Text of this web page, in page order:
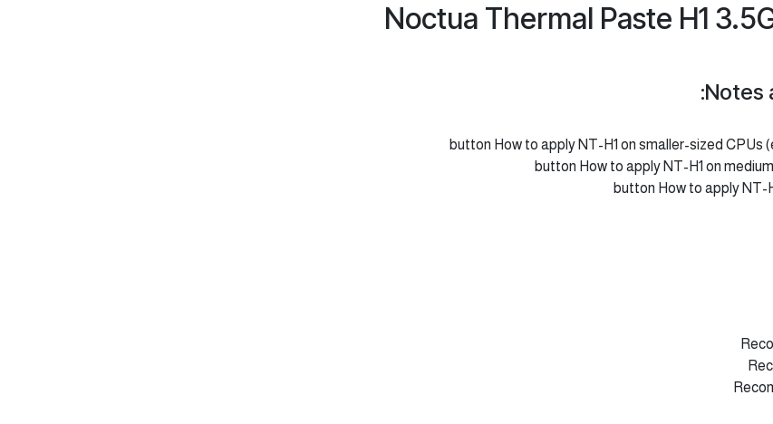
Notes
button How to apply NT-H1 on smaller-sized CPUs
button How to apply NT-H1 on
button How to apply NT-